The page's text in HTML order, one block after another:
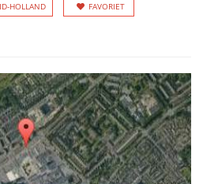
HOLLAND FAVORIET